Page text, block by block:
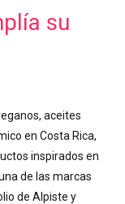
su
aceites
en Costa Rica,
inspirados en
de las marcas
de Alpiste y